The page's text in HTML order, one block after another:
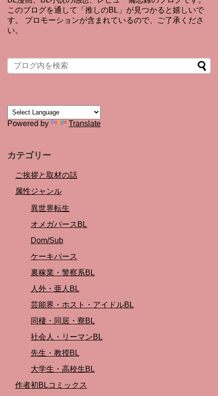
このブログを通して「推しのBL」が見つかると嬉しいで
す。 プロモーションが含まれているので、ご了承くださ
い。
Powered by Translate
カテゴリー
ご挨拶と取材の話
属性ジャンル
異世界転生
オメガバースBL
Dom/Sub
ケーキバース
裏稼業・警察系BL
人外・亜人BL
芸能界・ホスト・アイドルBL
同棲・同居・寮BL
社会人・リーマンBL
先生・教授BL
大学生・高校生BL
作者初BLコミックス